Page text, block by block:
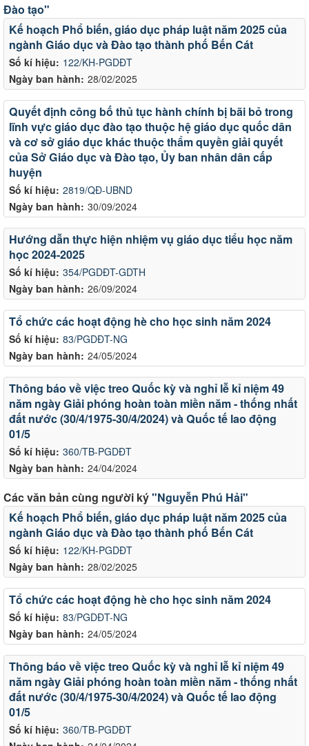
Đào tạo"
Số kí hiệu: 122/KH-PGDĐT
Ngày ban hành: 28/02/2025
Kế hoạch Phổ biến, giáo dục pháp luật năm 2025 của
ngành Giáo dục và Đào tạo thành phố Bến Cát
Số kí hiệu: 2819/QĐ-UBND
Ngày ban hành: 30/09/2024
Quyết định công bố thủ tục hành chính bị bãi bỏ trong
lĩnh vực giáo dục đào tạo thuộc hệ giáo dục quốc dân
và cơ sở giáo dục khác thuộc thẩm quyền giải quyết
của Sở Giáo dục và Đào tạo, Ủy ban nhân dân cấp
huyện
Số kí hiệu: 354/PGDĐT-GDTH
Ngày ban hành: 26/09/2024
Hướng dẫn thực hiện nhiệm vụ giáo dục tiểu học năm
học 2024-2025
Số kí hiệu: 83/PGDĐT-NG
Ngày ban hành: 24/05/2024
Tổ chức các hoạt động hè cho học sinh năm 2024
Số kí hiệu: 360/TB-PGDĐT
Ngày ban hành: 24/04/2024
Thông báo về việc treo Quốc kỳ và nghỉ lễ kỉ niệm 49
năm ngày Giải phóng hoàn toàn miền năm - thống nhất
đất nước (30/4/1975-30/4/2024) và Quốc tế lao động
01/5
Các văn bản cùng người ký"Nguyễn Phú Hải"
Số kí hiệu: 122/KH-PGDĐT
Ngày ban hành: 28/02/2025
Kế hoạch Phổ biến, giáo dục pháp luật năm 2025 của
ngành Giáo dục và Đào tạo thành phố Bến Cát
Số kí hiệu: 83/PGDĐT-NG
Ngày ban hành: 24/05/2024
Tổ chức các hoạt động hè cho học sinh năm 2024
Số kí hiệu: 360/TB-PGDĐT
Thông báo về việc treo Quốc kỳ và nghỉ lễ kỉ niệm 49
năm ngày Giải phóng hoàn toàn miền năm - thống nhất
đất nước (30/4/1975-30/4/2024) và Quốc tế lao động
01/5